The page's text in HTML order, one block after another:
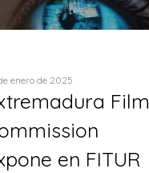
enero de 2025
Film
en FITUR